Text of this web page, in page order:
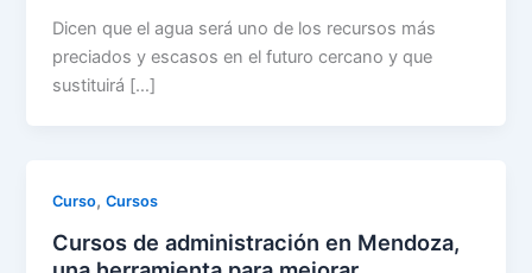
Dicen que el agua será uno de los recursos más
preciados y escasos en el futuro cercano y que
sustituirá […]
Curso,Cursos
Cursos de administración en Mendoza,